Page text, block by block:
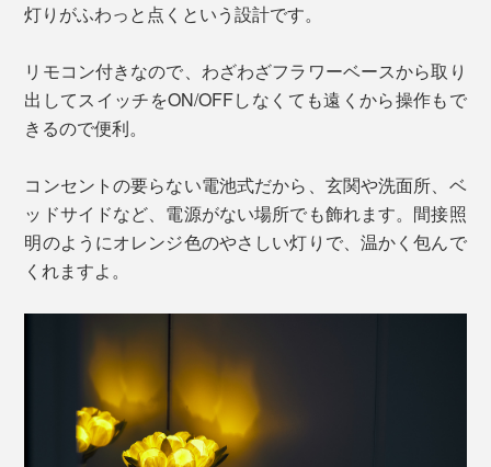
灯りがふわっと点くという設計です。
リモコン付きなので、わざわざフラワーベースから取り
出してスイッチをON/OFFしなくても遠くから操作もで
きるので便利。
コンセントの要らない電池式だから、玄関や洗面所、ベ
ッドサイドなど、電源がない場所でも飾れます。間接照
明のようにオレンジ色のやさしい灯りで、温かく包んで
くれますよ。